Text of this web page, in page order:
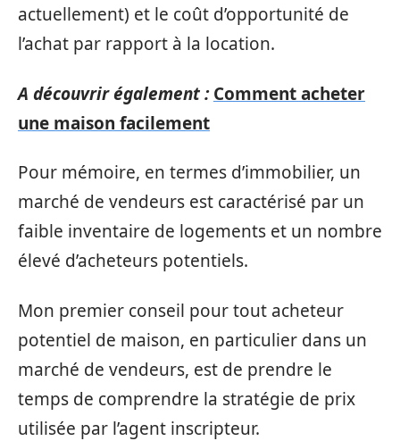
actuellement) et le coût d’opportunité de
l’achat par rapport à la location.
A découvrir également : Comment acheter
une maison facilement
Pour mémoire, en termes d’immobilier, un
marché de vendeurs est caractérisé par un
faible inventaire de logements et un nombre
élevé d’acheteurs potentiels.
Mon premier conseil pour tout acheteur
potentiel de maison, en particulier dans un
marché de vendeurs, est de prendre le
temps de comprendre la stratégie de prix
utilisée par l’agent inscripteur.